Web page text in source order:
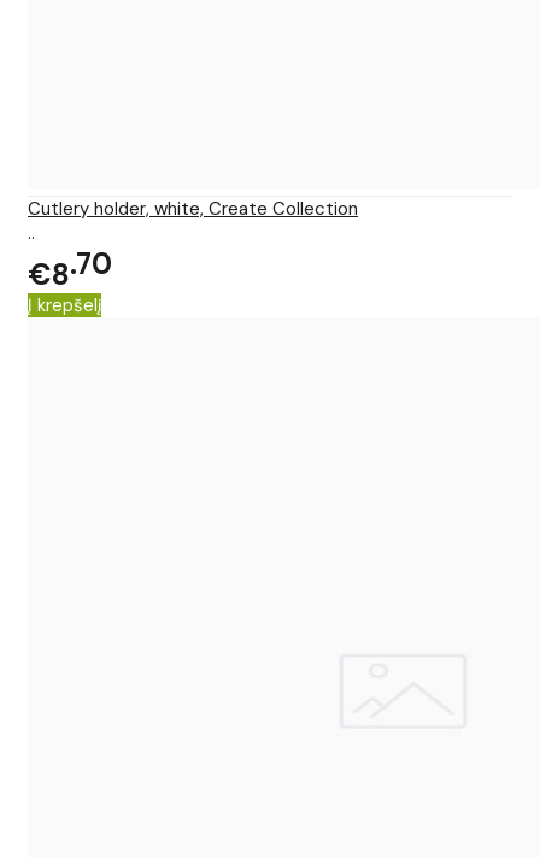
Cutlery holder, white, Create Collection
..
€8 70
Į krepšelį